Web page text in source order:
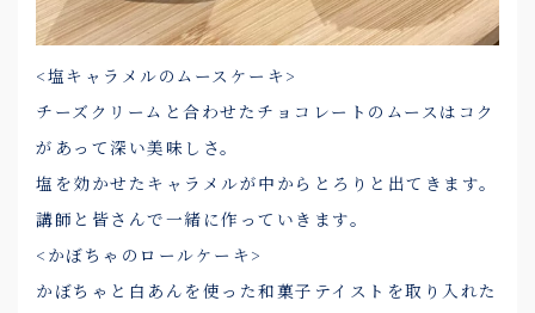
<塩キャラメルのムースケーキ>
チーズクリームと合わせたチョコレートのムースはコク
があって深い美味しさ。
塩を効かせたキャラメルが中からとろりと出てきます。
講師と皆さんで一緒に作っていきます。
<かぼちゃのロールケーキ>
かぼちゃと白あんを使った和菓子テイストを取り入れた